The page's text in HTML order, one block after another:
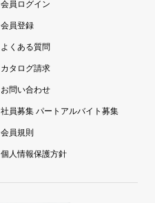
会員ログイン
会員登録
よくある質問
カタログ請求
お問い合わせ
社員募集 パートアルバイト募集
会員規則
個人情報保護方針